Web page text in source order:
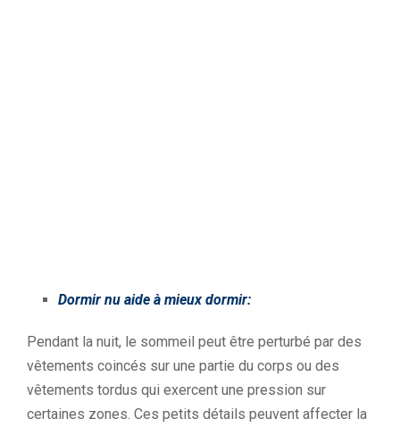
Dormir nu aide à mieux dormir:
Pendant la nuit, le sommeil peut être perturbé par des
vêtements coincés sur une partie du corps ou des
vêtements tordus qui exercent une pression sur
certaines zones. Ces petits détails peuvent affecter la